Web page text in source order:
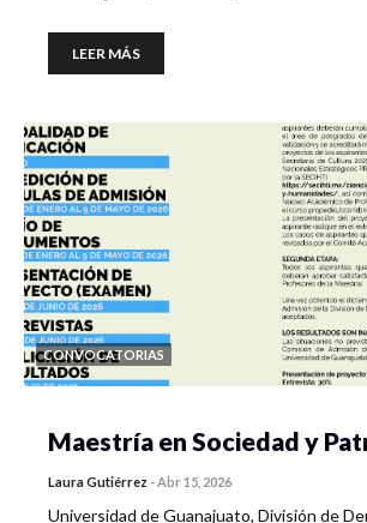
LEER MÁS
CONVOCATORIAS
Maestría en Sociedad y
Laura Gutiérrez -Abr 15, 2026
Universidad de Guanajuato, División de